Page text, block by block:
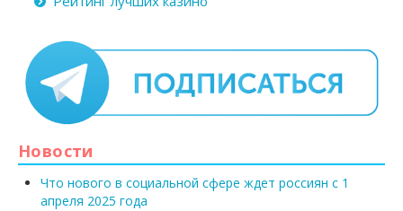
Новости
Что нового в социальной сфере ждет россиян с 1
апреля 2025 года